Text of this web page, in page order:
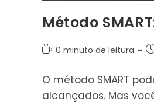
Método
Tempo
leitura:
0 minuto de leitura
O método SMART
alcançados. Mas